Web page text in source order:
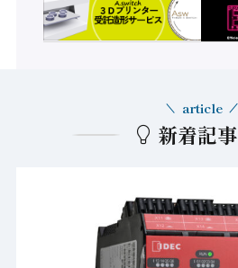
新着記事
article